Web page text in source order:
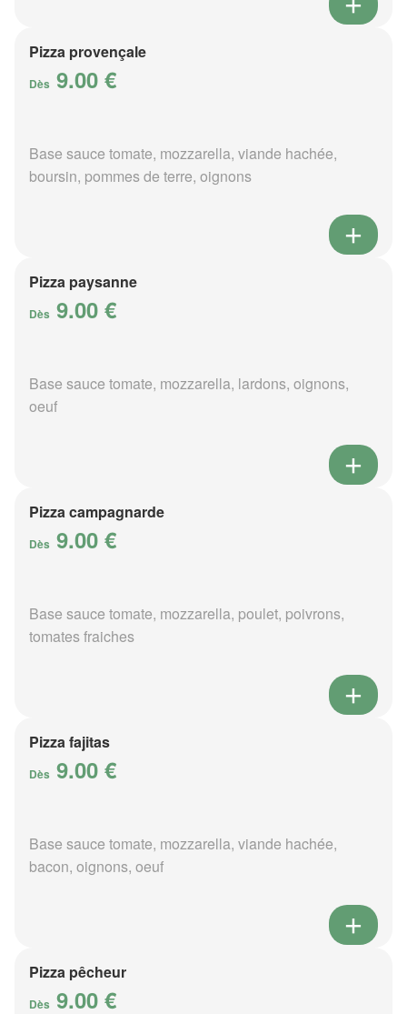
Pizza provençale
Dès 9.00 €
Base sauce tomate, mozzarella, viande hachée,
boursin, pommes de terre, oignons
Pizza paysanne
Dès 9.00 €
Base sauce tomate, mozzarella, lardons, oignons,
oeuf
Pizza campagnarde
Dès 9.00 €
Base sauce tomate, mozzarella, poulet, poivrons,
tomates fraiches
Pizza fajitas
Dès 9.00 €
Base sauce tomate, mozzarella, viande hachée,
bacon, oignons, oeuf
Pizza pêcheur
Dès 9.00 €